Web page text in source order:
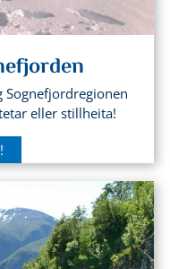
eller stillheita!